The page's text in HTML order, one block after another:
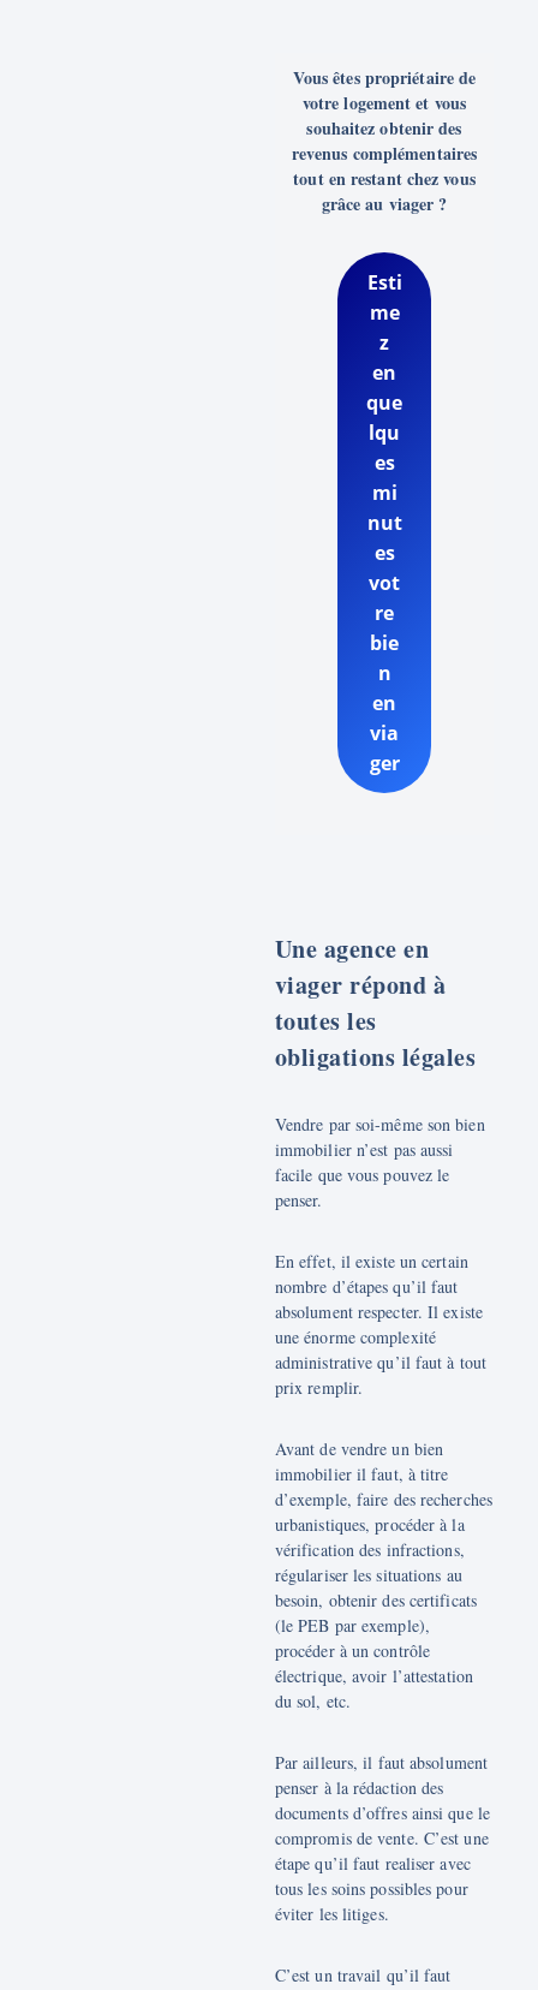
Vous êtes propriétaire de
votre logement et vous
souhaitez obtenir des
revenus complémentaires
tout en restant chez vous
grâce au viager ?
Esti
me
z
en
que
lqu
es
mi
nut
es
vot
re
bie
n
en
via
ger
Une agence en
viager répond à
toutes les
obligations légales
Vendre par soi-même son bien
immobilier n’est pas aussi
facile que vous pouvez le
penser.
En effet, il existe un certain
nombre d’étapes qu’il faut
absolument respecter. Il existe
une énorme complexité
administrative qu’il faut à tout
prix remplir.
Avant de vendre un bien
immobilier il faut, à titre
d’exemple, faire des recherches
urbanistiques, procéder à la
vérification des infractions,
régulariser les situations au
besoin, obtenir des certificats
(le PEB par exemple),
procéder à un contrôle
électrique, avoir l’attestation
du sol, etc.
Par ailleurs, il faut absolument
penser à la rédaction des
documents d’offres ainsi que le
compromis de vente. C’est une
étape qu’il faut realiser avec
tous les soins possibles pour
éviter les litiges.
C’est un travail qu’il faut